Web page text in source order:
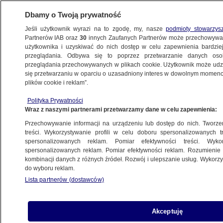
ŚWIAT
o Katyniu. MSZ publikuje dokumenty
2.04.2015, 06:05Aktualizacja: 2.04.2015, 06:07
Udostępnij
Dbamy o Twoją prywatność
Jeśli użytkownik wyrazi na to zgodę, my, naszepodmioty
Partnerów IAB oraz30 innych Zaufanych Partnerów może
użytkownika i uzyskiwać do nich dostęp w celu zapewnienia
przeglądania. Odbywa się to poprzez przetwarzanie danych
przeglądania przechowywanych w plikach cookie. Użytkownik może
się przetwarzaniu w oparciu o uzasadniony interes w dowolnym
plików cookie i reklam”.
Polityka Prywatności
Wraz z naszymi partnerami przetwarzamy dane w celu zapewnienia:
Przechowywanie informacji na urządzeniu lub dostęp do nich.
treści. Wykorzystywanie profili w celu doboru spersonalizowanych
spersonalizowanych reklam. Pomiar efektywności treści.
spersonalizowanych reklam. Pomiar efektywności reklam.
kombinacji danych z różnych źródeł. Rozwój i ulepszanie usług.
do wyboru reklam.
Lista partnerów (dostawców)
Akceptuję